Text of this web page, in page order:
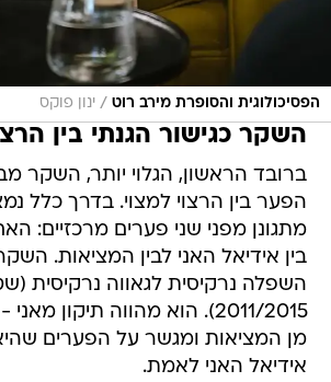
הפסיכולוגית והסופרת מירב רוט / ינון פוקס
השקר כגישור הגנתי בין
ברובד הראשון, הגלוי יותר, השקר
הפער בין הרצוי למצוי. בדרך כלל
מתגונן מפני שני פערים מרכזיים:
בין אידיאל האני לבין המציאות.
השפלה נרקיסית לגאווה נרקיסית
2011/2015). הוא מהווה תיקון
מן המציאות ומגשר על הפערים
אידיאל האני לאמת.